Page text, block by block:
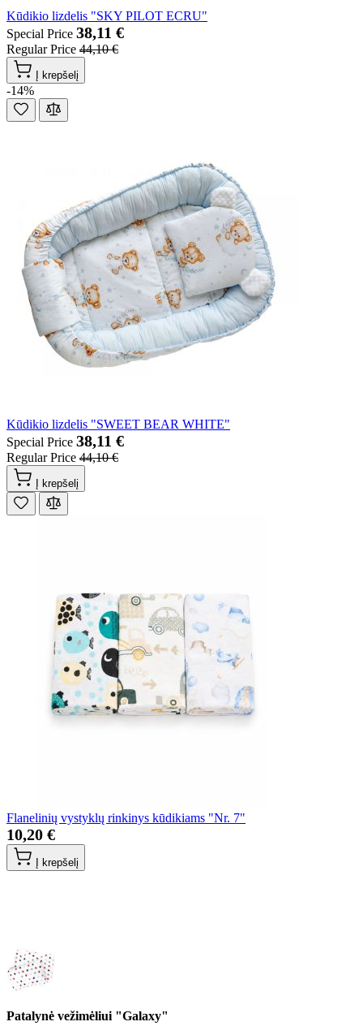
Kūdikio lizdelis "SKY PILOT ECRU"
Special Price 38,11 €
Regular Price 44,10 €
Į krepšelį
-14%
Kūdikio lizdelis "SWEET BEAR WHITE"
Special Price 38,11 €
Regular Price 44,10 €
Į krepšelį
Flanelinių vystyklų rinkinys kūdikiams "Nr. 7"
10,20 €
Į krepšelį
Patalynė vežimėliui "Galaxy"